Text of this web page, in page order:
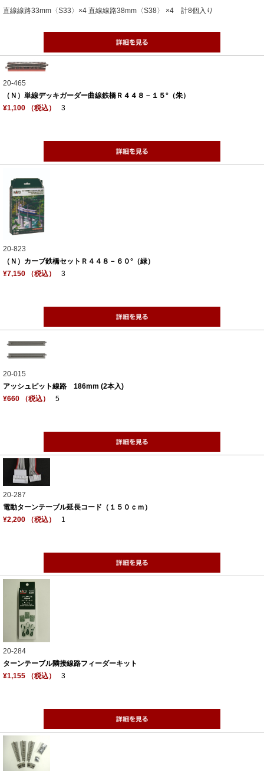
直線線路33mm〈S33〉×4 直線線路38mm〈S38〉 ×4 計8個入り
20-465
（Ｎ）単線デッキガーダー曲線鉄橋Ｒ４４８－１５°（朱）
¥1,100 （税込）
3
20-823
（Ｎ）カーブ鉄橋セットＲ４４８－６０°（緑）
¥7,150 （税込）
3
20-015
アッシュピット線路 186mm (2本入)
¥660 （税込）
5
20-287
電動ターンテーブル延長コード（１５０ｃｍ）
¥2,200 （税込）
1
20-284
ターンテーブル隣接線路フィーダーキット
¥1,155 （税込）
3